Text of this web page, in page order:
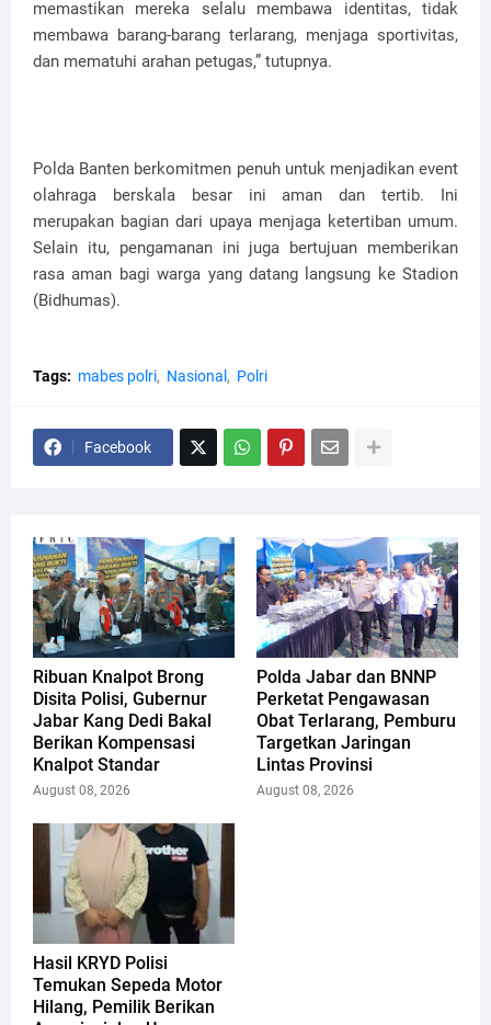
memastikan mereka selalu membawa identitas, tidak
membawa barang-barang terlarang, menjaga sportivitas,
dan mematuhi arahan petugas,” tutupnya.
Polda Banten berkomitmen penuh untuk menjadikan event
olahraga berskala besar ini aman dan tertib. Ini
merupakan bagian dari upaya menjaga ketertiban umum.
Selain itu, pengamanan ini juga bertujuan memberikan
rasa aman bagi warga yang datang langsung ke Stadion
(Bidhumas).
Tags: mabes polri Nasional Polri
Facebook
Ribuan Knalpot Brong
Disita Polisi, Gubernur
Jabar Kang Dedi Bakal
Berikan Kompensasi
Knalpot Standar
August 08, 2026
Polda Jabar dan BNNP
Perketat Pengawasan
Obat Terlarang, Pemburu
Targetkan Jaringan
Lintas Provinsi
August 08, 2026
Hasil KRYD Polisi
Temukan Sepeda Motor
Hilang, Pemilik Berikan